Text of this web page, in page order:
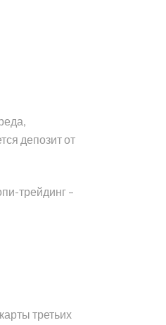
депозит от
трейдинг –
третьих